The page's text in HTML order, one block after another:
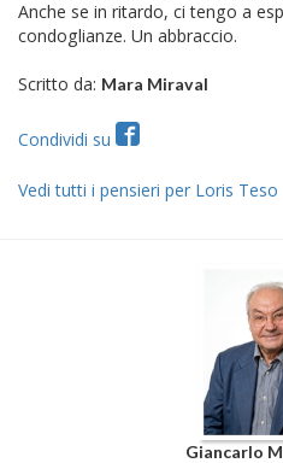
Anche se in ritardo, ci tengo a
condoglianze. Un abbraccio.
Scritto da: Mara Miraval
Condividi su
Vedi tutti i pensieri per Loris Teso
Giancarlo